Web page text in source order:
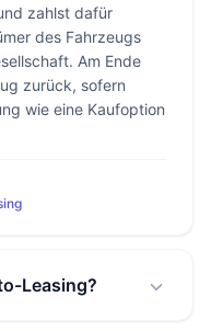
zahlst dafür
des Fahrzeugs
Am Ende
zurück, sofern
wie eine Kaufoption
Leasing?